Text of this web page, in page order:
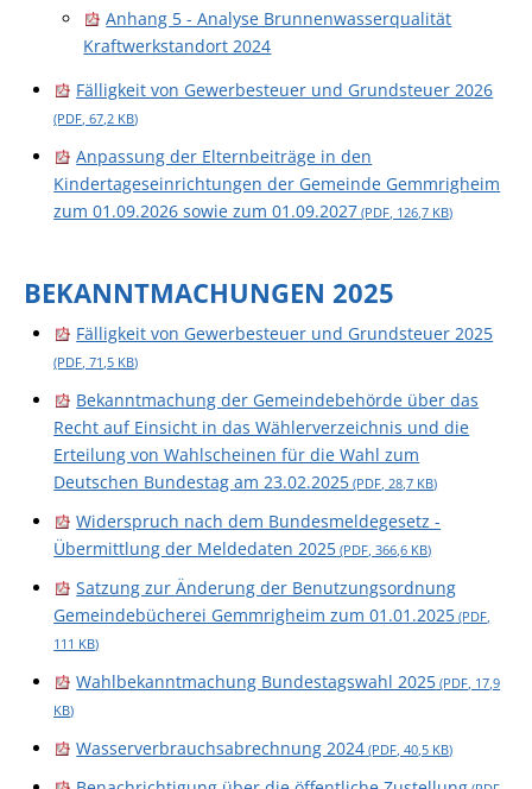
Anhang 5 - Analyse Brunnenwasserqualität
Kraftwerkstandort 2024
Fälligkeit von Gewerbesteuer und Grundsteuer 2026
(PDF, 67,2 KB)
Anpassung der Elternbeiträge in den
Kindertageseinrichtungen der Gemeinde Gemmrigheim
zum 01.09.2026 sowie zum 01.09.2027 (PDF, 126,7 KB)
BEKANNTMACHUNGEN 2025
Fälligkeit von Gewerbesteuer und Grundsteuer 2025
(PDF, 71,5 KB)
Bekanntmachung der Gemeindebehörde über das
Recht auf Einsicht in das Wählerverzeichnis und die
Erteilung von Wahlscheinen für die Wahl zum
Deutschen Bundestag am 23.02.2025 (PDF, 28,7 KB)
Widerspruch nach dem Bundesmeldegesetz -
Übermittlung der Meldedaten 2025 (PDF, 366,6 KB)
Satzung zur Änderung der Benutzungsordnung
Gemeindebücherei Gemmrigheim zum 01.01.2025 (PDF,
111 KB)
Wahlbekanntmachung Bundestagswahl 2025 (PDF, 17,9
KB)
Wasserverbrauchsabrechnung 2024 (PDF, 40,5 KB)